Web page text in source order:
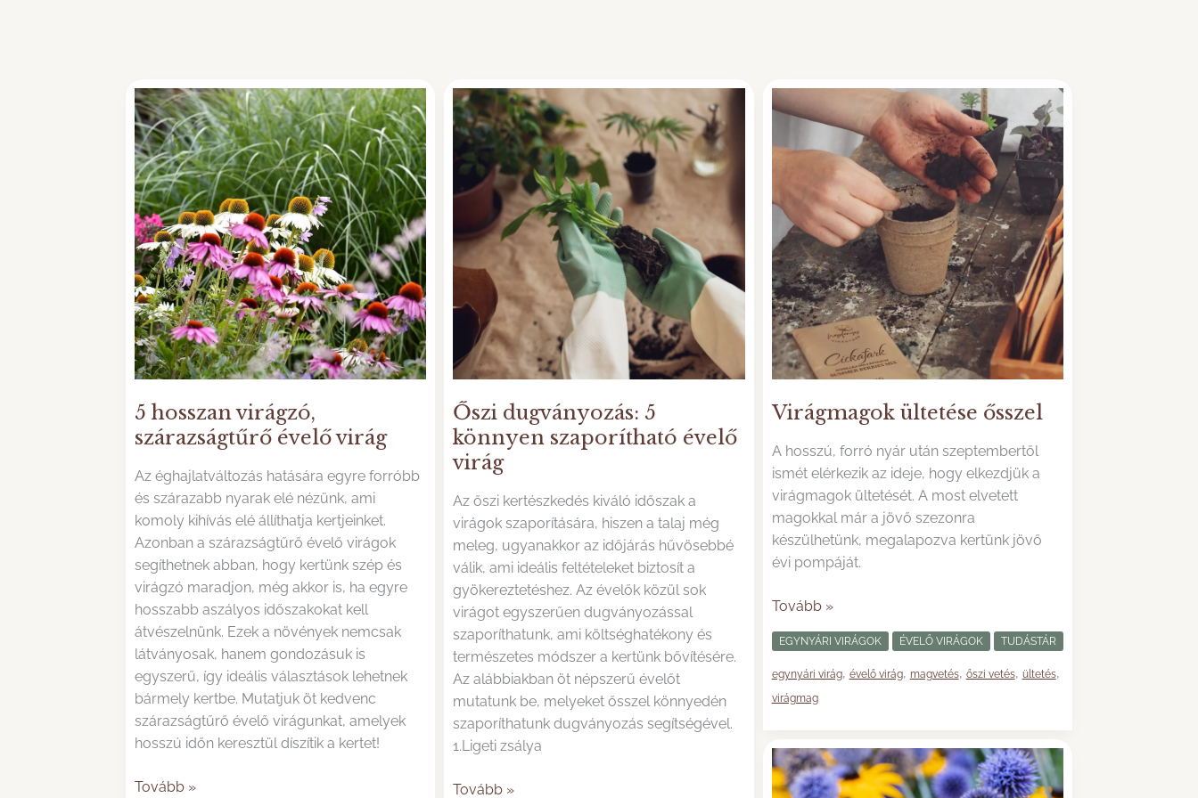
5 hosszan virágzó,
szárazságtűrő évelő virág
Az éghajlatváltozás hatására egyre forróbb
és szárazabb nyarak elé nézünk, ami
komoly kihívás elé állíthatja kertjeinket.
Azonban a szárazságtűrő évelő virágok
segíthetnek abban, hogy kertünk szép és
virágzó maradjon, még akkor is, ha egyre
hosszabb aszályos időszakokat kell
átvészelnünk. Ezek a növények nemcsak
látványosak, hanem gondozásuk is
egyszerű, így ideális választások lehetnek
bármely kertbe. Mutatjuk öt kedvenc
szárazságtűrő évelő virágunkat, amelyek
hosszú időn keresztül díszítik a kertet!
5
Tovább »
Őszi dugványozás: 5
könnyen szaporítható évelő
virág
Az őszi kertészkedés kiváló időszak a
virágok szaporítására, hiszen a talaj még
meleg, ugyanakkor az időjárás hűvösebbé
válik, ami ideális feltételeket biztosít a
gyökereztetéshez. Az évelők közül sok
virágot egyszerűen dugványozással
szaporíthatunk, ami költséghatékony és
természetes módszer a kertünk bővítésére.
Az alábbiakban öt népszerű évelőt
mutatunk be, melyeket ősszel könnyedén
szaporíthatunk dugványozás segítségével.
1.Ligeti zsálya
Őszi
Tovább »
Virágmagok ültetése ősszel
A hosszú, forró nyár után szeptembertől
ismét elérkezik az ideje, hogy elkezdjük a
virágmagok ültetését. A most elvetett
magokkal már a jövő szezonra
készülhetünk, megalapozva kertünk jövő
évi pompáját.
Virágmagok
ősszel
Tovább »
EGYNYÁRI VIRÁGOK ÉVELŐ VIRÁGOK TUDÁSTÁR
egynyári virág, évelő virág, magvetés, őszi vetés, ültetés,
virágmag